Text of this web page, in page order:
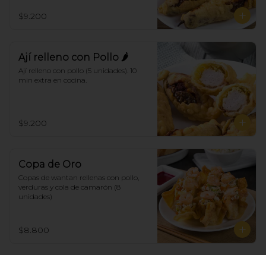
$9.200
Ají relleno con Pollo 🌶
Ají relleno con pollo (5 unidades). 10
min extra en cocina.
$9.200
Copa de Oro
Copas de wantan rellenas con pollo,
verduras y cola de camarón (8
unidades)
$8.800